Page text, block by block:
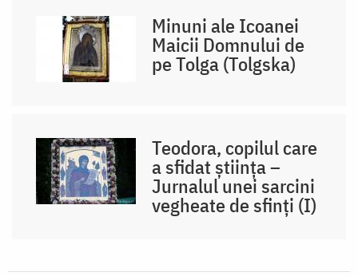
Minuni ale Icoanei
Maicii Domnului de
pe Tolga (Tolgska)
Teodora, copilul care
a sfidat știința –
Jurnalul unei sarcini
vegheate de sfinți (I)